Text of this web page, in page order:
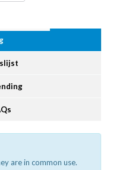
are in common use.